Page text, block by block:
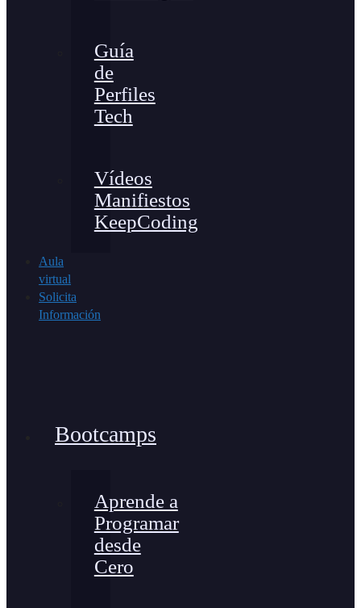
Guía
de
Perfiles
Tech
Vídeos
Manifiestos
KeepCoding
Aula
virtual
Solicita
Información
Bootcamps
Aprende a
Programar
desde
Cero